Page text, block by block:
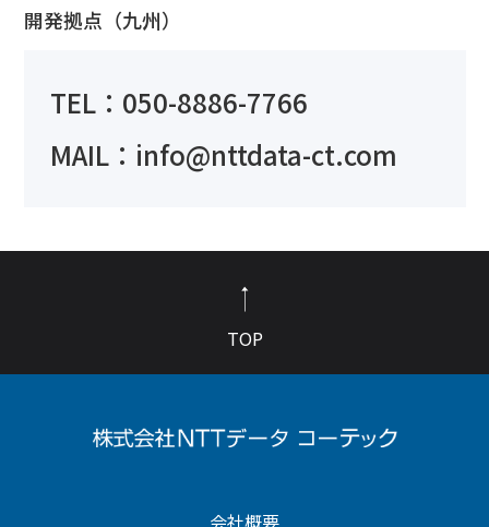
開発拠点（九州）
TEL：050-8886-7766
MAIL：info@nttdata-ct.com
TOP
会社概要